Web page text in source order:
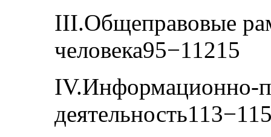
III.Общеправовые
человека95−11215
IV.Информационно-